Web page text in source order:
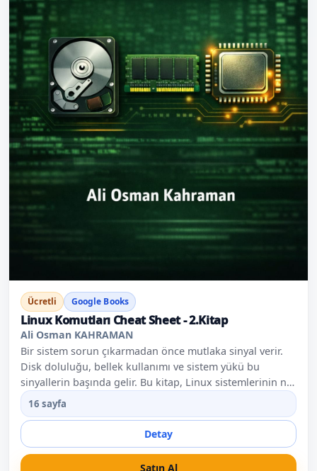
Ücretli Google Books
Linux Komutları Cheat Sheet - 2.Kitap
Ali Osman KAHRAMAN
Bir sistem sorun çıkarmadan önce mutlaka sinyal verir.
Disk doluluğu, bellek kullanımı ve sistem yükü bu
sinyallerin başında gelir. Bu kitap, Linux sistemlerinin ne
durumda olduğunu okuyabilmeyi öğretir. Diskler, dosya
sistemleri ve kaynak kullanımı üzerinden kontrollü karar
alma yaklaşımını ele alır. Buradaki amaç; “sistem yavaş”
şikâyetine refleksle değil, veriyle yaklaşabilmektir. Bu
kitapla birlikte Linux artık sadece kullanılan bir sistem
16 sayfa
Detay
Satın Al